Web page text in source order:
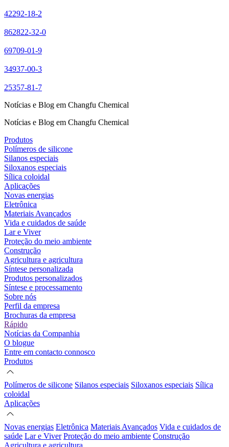
42292-18-2
862822-32-0
69709-01-9
34937-00-3
25357-81-7
Notícias e Blog em Changfu Chemical
Notícias e Blog em Changfu Chemical
Produtos
Polímeros de silicone
Silanos especiais
Siloxanos especiais
Sílica coloidal
Aplicações
Novas energias
Eletrônica
Materiais Avançados
Vida e cuidados de saúde
Lar e Viver
Proteção do meio ambiente
Construção
Agricultura e agricultura
Síntese personalizada
Produtos personalizados
Síntese e processamento
Sobre nós
Perfil da empresa
Brochuras da empresa
Rápido
Notícias da Companhia
O blogue
Entre em contacto connosco
Produtos
Polímeros de silicone Silanos especiais Siloxanos especiais Sílica
coloidal
Aplicações
Novas energias Eletrônica Materiais Avançados Vida e cuidados de
saúde Lar e Viver Proteção do meio ambiente Construção
Agricultura e agricultura